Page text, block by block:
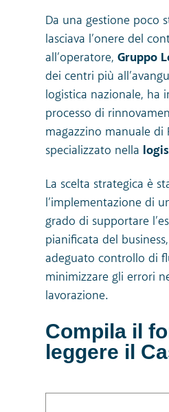
Da una gestione poco
lasciava l’onere del
all’operatore, Gruppo
dei centri più
logistica nazionale, ha
processo di
magazzino manuale di
specializzato nella
La scelta strategica è
l’implementazione di
grado di supportare
pianificata del
adeguato controllo di
minimizzare gli errori
lavorazione.
Compila il
leggere il